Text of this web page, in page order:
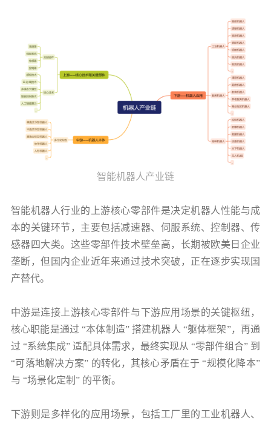
智能机器人产业链
智能机器人行业的上游核心零部件是决定机器人性能与成
本的关键环节，主要包括减速器、伺服系统、控制器、传
感器四大类。这些零部件技术壁垒高，长期被欧美日企业
垄断，但国内企业近年来通过技术突破，正在逐步实现国
产替代。
中游是连接上游核心零部件与下游应用场景的关键枢纽，
核心职能是通过 “本体制造” 搭建机器人 “躯体框架”，再通
过 “系统集成” 适配具体需求，最终实现从 “零部件组合” 到
“可落地解决方案” 的转化，其核心矛盾在于 “规模化降本”
与 “场景化定制” 的平衡。
下游则是多样化的应用场景，包括工厂里的工业机器人、